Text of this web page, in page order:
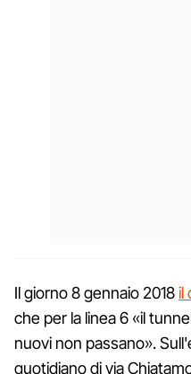
Il giorno 8 gennaio 2018il
che per la linea 6 «il
nuovi non passano».
quotidiano di via